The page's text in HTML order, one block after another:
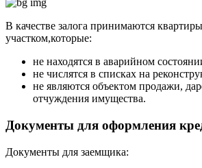
В качестве залога принимаются
участком,которые:
не находятся в аварийном
не числятся в списках на
не являются объектом продажи,
отчуждения имущества.
Документы для оформления
Документы для заемщика: